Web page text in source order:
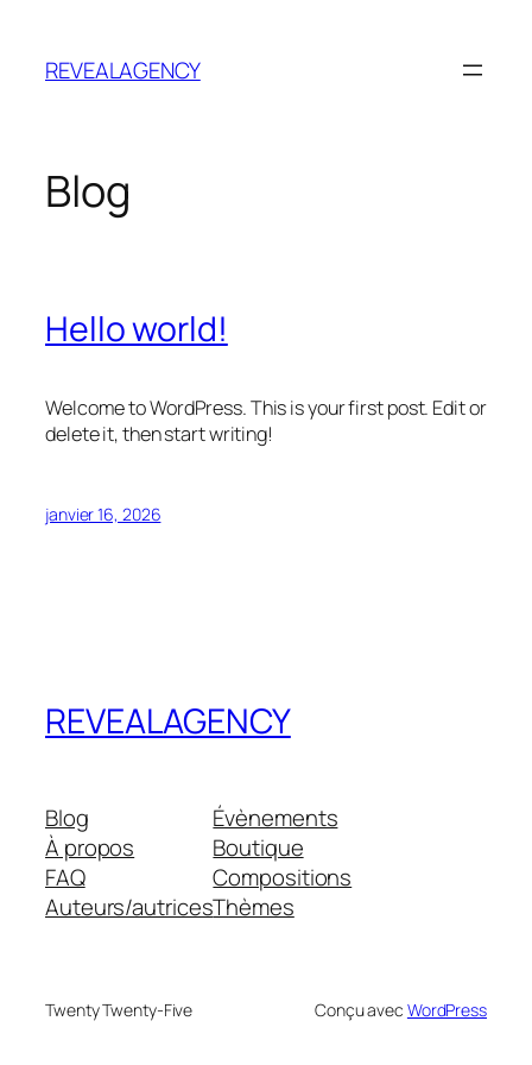
contenu
REVEALAGENCY
Blog
Hello world!
Welcome to WordPress. This is your first post. Edit or
delete it, then start writing!
janvier 16, 2026
REVEALAGENCY
Blog
À propos
FAQ
Auteurs/autrices
Évènements
Boutique
Compositions
Thèmes
Twenty Twenty-Five Conçu avec WordPress